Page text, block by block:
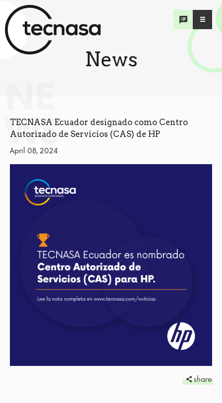
WS
News
TECNASA Ecuador designado como Centro
Autorizado de Servicios (CAS) de HP
April 08, 2024
share